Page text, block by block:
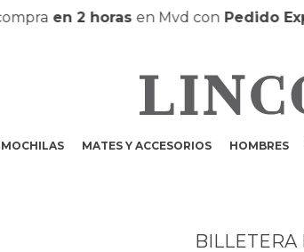
en 2 horasen Mvd conPedido
MOCHILAS MATES Y ACCESORIOS HOMBRES
BILLETERA